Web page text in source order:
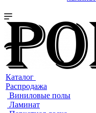
Каталог
Распродажа
Виниловые полы
Ламинат